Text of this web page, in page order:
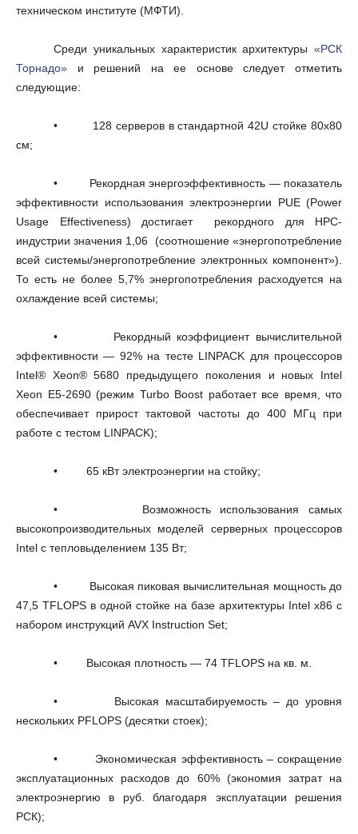
техническом институте (МФТИ).
Среди уникальных характеристик архитектуры «РСК
Торнадо» и решений на ее основе следует отметить
следующие:
• 128 серверов в стандартной 42U стойке 80х80
см;
• Рекордная энергоэффективность — показатель
эффективности использования электроэнергии PUE (Power
Usage Effectiveness) достигает рекордного для HPC-
индустрии значения 1,06 (соотношение «энергопотребление
всей системы/энергопотребление электронных компонент»).
То есть не более 5,7% энергопотребления расходуется на
охлаждение всей системы;
• Рекордный коэффициент вычислительной
эффективности — 92% на тесте LINPACK для процессоров
Intel® Xeon® 5680 предыдущего поколения и новых Intel
Xeon E5-2690 (режим Turbo Boost работает все время, что
обеспечивает прирост тактовой частоты до 400 МГц при
работе с тестом LINPACK);
• 65 кВт электроэнергии на стойку;
• Возможность использования самых
высокопроизводительных моделей серверных процессоров
Intel с тепловыделением 135 Вт;
• Высокая пиковая вычислительная мощность до
47,5 TFLOPS в одной стойке на базе архитектуры Intel x86 с
набором инструкций AVX Instruction Set;
• Высокая плотность — 74 TFLOPS на кв. м.
• Высокая масштабируемость – до уровня
нескольких PFLOPS (десятки стоек);
• Экономическая эффективность – сокращение
эксплуатационных расходов до 60% (экономия затрат на
электроэнергию в руб. благодаря эксплуатации решения
РСК);